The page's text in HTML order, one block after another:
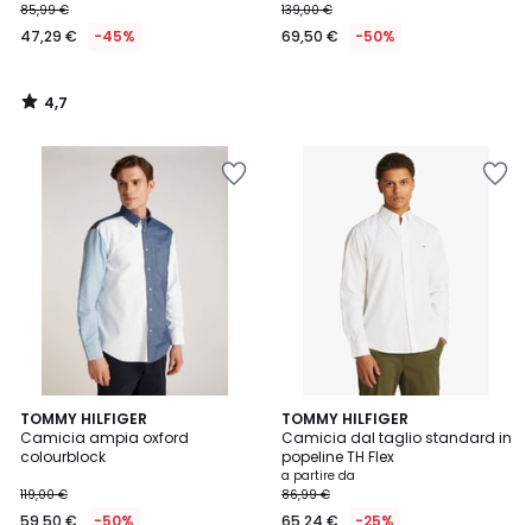
85,99 €
47,29 € -45%
4,7
/
139,00 €
69,50 € -50%
TOMMY HILFIGER
Camicia ampia oxford
colourblock
119,00 €
59,50 € -50%
TOMMY HILFIGER
Camicia dal taglio standard in
popeline TH Flex
a partire da
86,99 €
65,24 € -25%
4,5
/ 5
3
Colori